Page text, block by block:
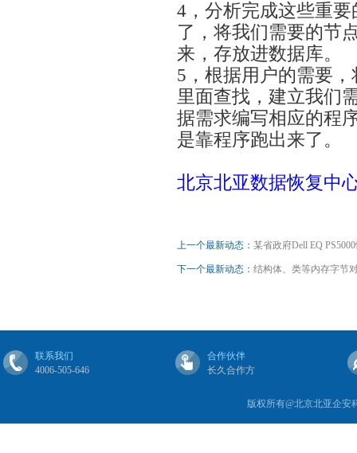
4，分析完成这些重
了，将我们需要的节
来，存放进数据库。
5，根据用户的需要
里面查找，建立我们
据需求编写相应的程
是靠程序跑出来了。
北京北亚数据恢复中
上一个最新动态： 某省政府Dell EQ
下一个最新动态： 结构体、类等内存字节
联系我们
4006-505-646
合作伙伴
长久合作方
版权所有@北京北亚企安